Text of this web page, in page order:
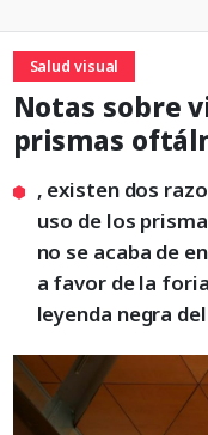
Salud visual
Notas sobre
prismas
, existen dos
uso de los
no se acaba de
a favor de la
leyenda negra